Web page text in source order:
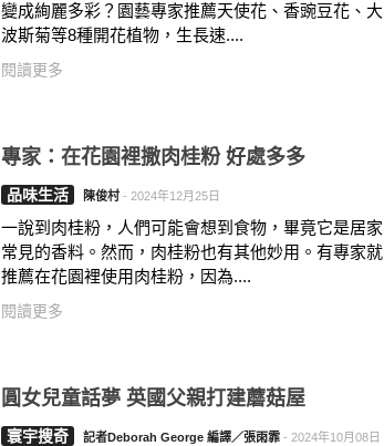
變成絢麗多彩？園藝專家推薦天使花、香豌豆花、大
波斯菊等8種開花植物，生長速....
閱讀更多
專家：在花園裡撒肉桂粉 好處多多
品味生活 陳俊村 - 2024年12月25日
一說到肉桂粉，人們可能會想到食物，畢竟它是居家
常見的香料。然而，肉桂粉也有其他妙用。有專家就
推薦在花園裡使用肉桂粉，因為....
閱讀更多
圓女兒童話夢 英國父親打建蘑菇屋
寰宇搜奇 記者Deborah George 編譯／張雨霏 - 2024年10月08日